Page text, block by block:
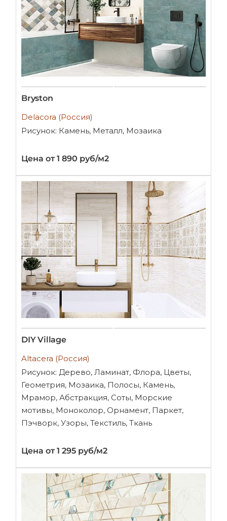
Bryston
Delacora (Россия)
Рисунок: Камень, Металл, Мозаика
Цена от 1 890 руб/м2
DIY Village
Altacera (Россия)
Рисунок: Дерево, Ламинат, Флора, Цветы,
Геометрия, Мозаика, Полосы, Камень,
Мрамор, Абстракция, Соты, Морские
мотивы, Моноколор, Орнамент, Паркет,
Пэчворк, Узоры, Текстиль, Ткань
Цена от 1 295 руб/м2